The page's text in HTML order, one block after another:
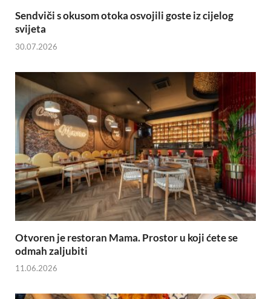
Sendviči s okusom otoka osvojili goste iz cijelog
svijeta
30.07.2026
Otvoren je restoran Mama. Prostor u koji ćete se
odmah zaljubiti
11.06.2026